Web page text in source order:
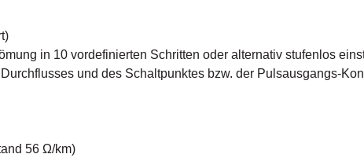
in 10 vordefinierten Schritten oder alternativ stufenlos
und des Schaltpunktes bzw. der Pulsausgangs-
56 Ω/km)